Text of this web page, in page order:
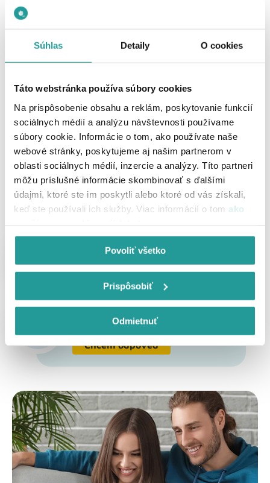
Súhlas Detaily O cookies
Táto webstránka používa súbory cookies
Na prispôsobenie obsahu a reklám, poskytovanie funkcií
sociálnych médií a analýzu návštevnosti používame
súbory cookie. Informácie o tom, ako používate naše
webové stránky, poskytujeme aj našim partnerom v
oblasti sociálnych médií, inzercie a analýzy. Títo partneri
môžu príslušné informácie skombinovať s ďalšími
údajmi, ktoré ste im poskytli alebo ktoré od vás získali,
keď ste používali ich služby. Viac informácií o tom ako
Povoliť všetko
Prispôsobiť
Odmietnuť
Čo dostanete k UPC Internetu navyše?
Výhodná inštalácia
Viac info
na 3 mesiace zadarmo
Viac info
Streamujte až 2x výhodnejšie
Viac info
Potrebujete poradiť?
Zanechajte nám váš kontakt,
radi vám poradíme.
Kontaktujte ma
Pozrite si naše najčastejšie
otázky a odpovede.
Chcem odpoveď